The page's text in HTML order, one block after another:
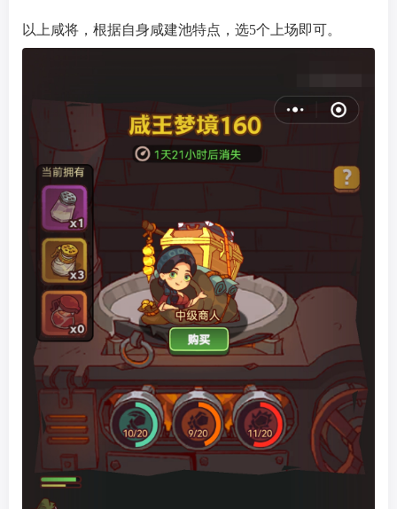
以上咸将，根据自身咸建池特点，选5个上场即可。